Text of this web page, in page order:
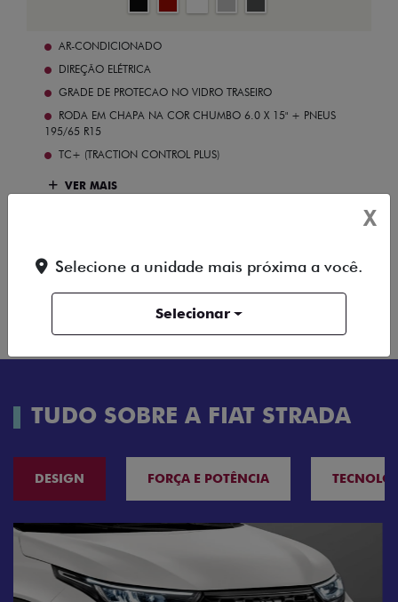
AR-CONDICIONADO
DIREÇÃO ELÉTRICA
GRADE DE PROTECAO NO VIDRO TRASEIRO
RODA EM CHAPA NA COR CHUMBO 6.0 X 15" + PNEUS
195/65 R15
TC+ (TRACTION CONTROL PLUS)
VER MAIS
COMPARAR
VERSÃO
TUDO SOBRE A FIAT STRADA
DESIGN FORÇA E POTÊNCIA
X
Selecione a unidade mais próxima a você.
Selecionar